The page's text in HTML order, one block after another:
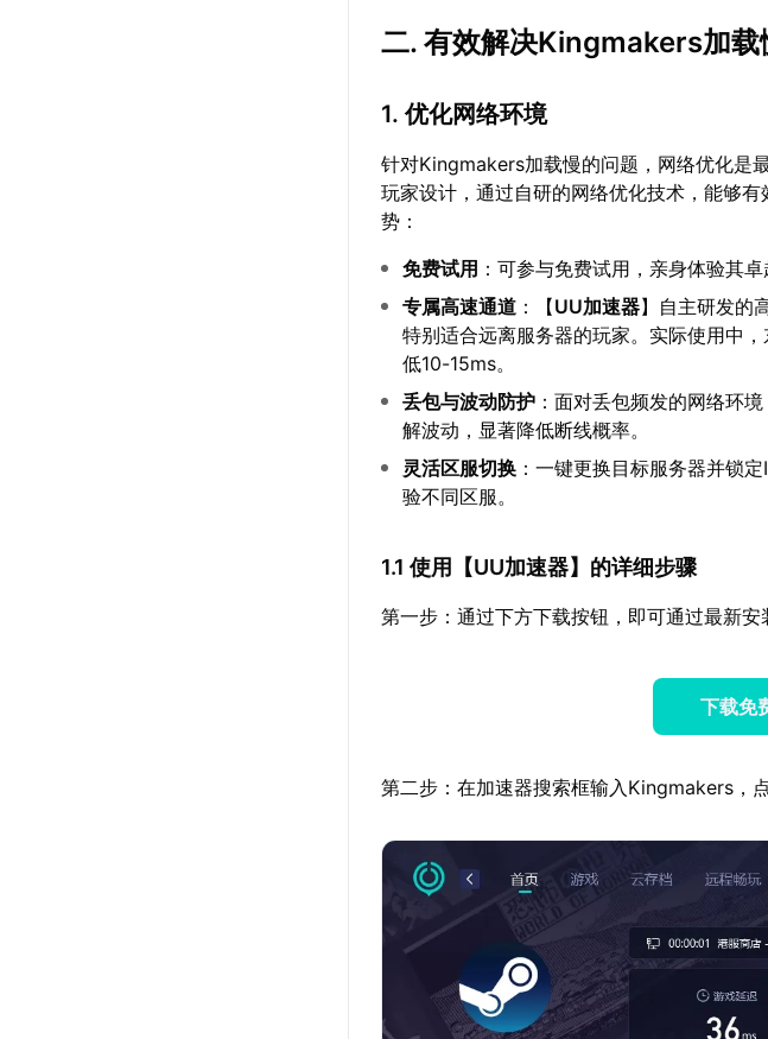
二. 有效解决Kingmakers加载
1. 优化网络环境
针对Kingmakers加载慢的问题，网络优化是
玩家设计，通过自研的网络优化技术，能够
势：
免费试用 ：可参与免费试用，亲身体验其
专属高速通道 ：【UU加速器】自主研发的
特别适合远离服务器的玩家。实际使用中
低10-15ms。
丢包与波动防护 ：面对丢包频发的网络环
解波动，显著降低断线概率。
灵活区服切换 ：一键更换目标服务器并锁
验不同区服。
1.1 使用【UU加速器】的详细步骤
第一步：通过下方下载按钮，即可通过最新安
下载免
第二步：在加速器搜索框输入Kingmakers，